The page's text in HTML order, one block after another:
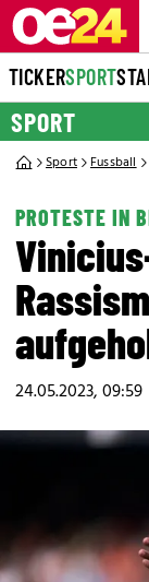
TICKERSPORT
SPORT
Sport Fussball
PROTESTE IN
24.05.2023, 09:59